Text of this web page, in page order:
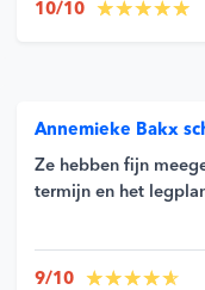
10/10
Annemieke Bakx
Ze hebben fijn
termijn en het
9/10